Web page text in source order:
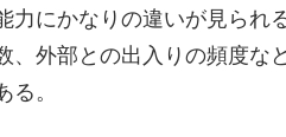
力にかなりの違いが見ら
、外部との出入りの頻度
。